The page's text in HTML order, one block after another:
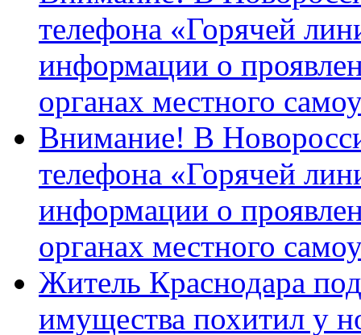
телефона «Горячей
информации о
органах местного
Внимание! В
телефона «Горячей
информации о
органах местного
Житель Краснодара
имущества похитил у